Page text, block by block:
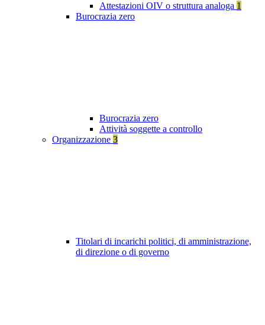
Attestazioni OIV o struttura analoga 1
Burocrazia zero
Burocrazia zero
Attività soggette a controllo
Organizzazione 3
Titolari di incarichi politici, di amministrazione,
di direzione o di governo